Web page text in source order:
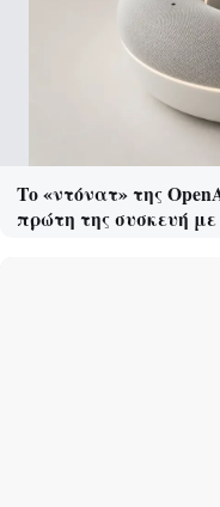
Το «ντόνατ» της
πρώτη της συσκευή